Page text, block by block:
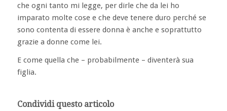
che ogni tanto mi legge, per dirle che da lei ho
imparato molte cose e che deve tenere duro perché se
sono contenta di essere donna è anche e soprattutto
grazie a donne come lei.
E come quella che – probabilmente – diventerà sua
figlia.
Condividi questo articolo